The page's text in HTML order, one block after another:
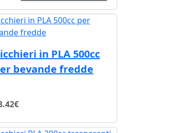
in PLA 500cc
bevande fredde